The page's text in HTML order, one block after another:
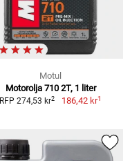
Motul
Motorolja 710 2T, 1 liter
RFP 274,53 kr2 186,42 kr1